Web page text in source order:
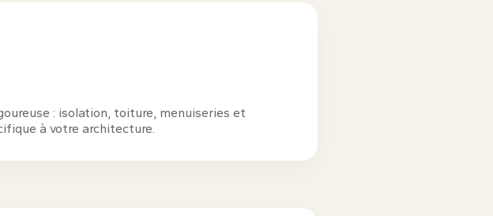
: isolation, toiture, menuiseries et
à votre architecture.